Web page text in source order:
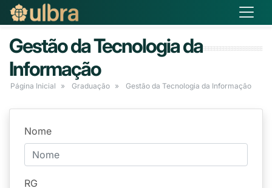
Gestão da Tecnologia da
Informação
Página Inicial Graduação Gestão da Tecnologia da Informação
Nome
RG